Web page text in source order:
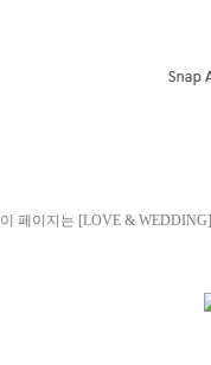
이 페이지는 [LOVE &